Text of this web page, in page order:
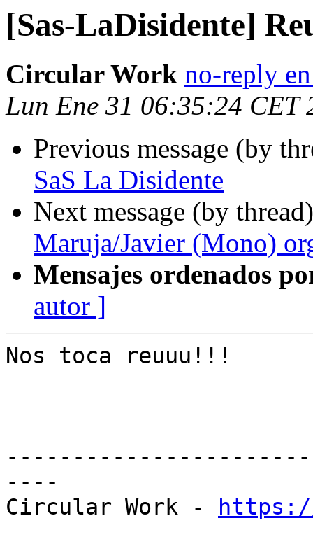
[Sas-LaDisidente]
Circular Work no-reply
Lun Ene 31 06:35:24 CET
Previous message (by
SaS La Disidente
Next message (by
Maruja/Javier (Mono)
Mensajes ordenados
autor ]
Nos toca reuuu!!!
----
Circular Work -